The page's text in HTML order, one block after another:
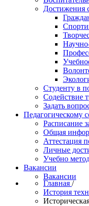
Достижения
Студенту в
Содействие
Задать
Педагогическому
Расписание
Общая
Аттестация
Личные
Учебно
Вакансии
Вакансии
Главная /
История